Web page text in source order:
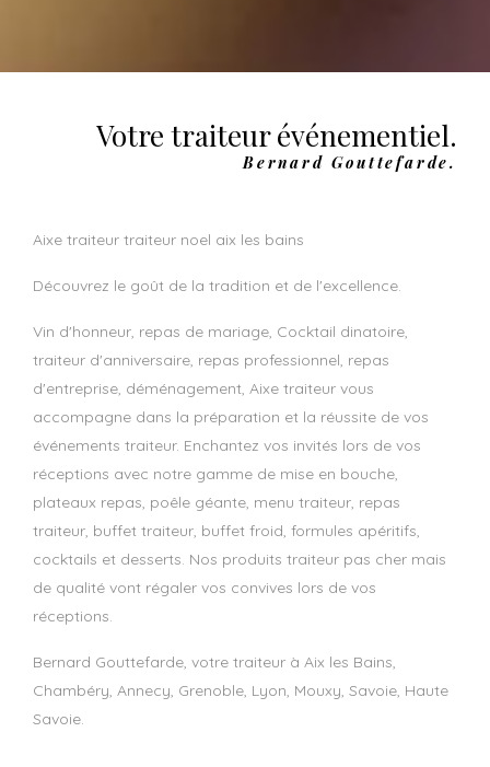
Votre traiteur événementiel.
Bernard Gouttefarde.
aixe traiteur traiteur noel aix les bains
Découvrez le goût de la tradition et de l'excellence.
Vin d'honneur, repas de mariage, Cocktail dinatoire,
traiteur d'anniversaire, repas professionnel, repas
d'entreprise, déménagement, Aixe traiteur vous
accompagne dans la préparation et la réussite de vos
événements traiteur. Enchantez vos invités lors de vos
réceptions avec notre gamme de mise en bouche,
plateaux repas, poêle géante, menu traiteur, repas
traiteur, buffet traiteur, buffet froid, formules apéritifs,
cocktails et desserts. Nos produits traiteur pas cher mais
de qualité vont régaler vos convives lors de vos
réceptions.
Bernard Gouttefarde, votre traiteur à Aix les Bains,
Chambéry, Annecy, Grenoble, Lyon, Mouxy, Savoie, Haute
Savoie.